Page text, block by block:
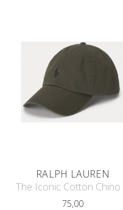
RALPH LAUREN
75,00